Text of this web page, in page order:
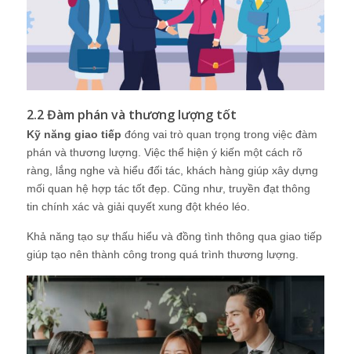
2.2 Đàm phán và thương lượng tốt
Kỹ năng giao tiếp đóng vai trò quan trọng trong việc đàm
phán và thương lượng. Việc thể hiện ý kiến một cách rõ
ràng, lắng nghe và hiểu đối tác, khách hàng giúp xây dựng
mối quan hệ hợp tác tốt đẹp. Cũng như, truyền đạt thông
tin chính xác và giải quyết xung đột khéo léo.
Khả năng tạo sự thấu hiểu và đồng tình thông qua giao tiếp
giúp tạo nên thành công trong quá trình thương lượng.